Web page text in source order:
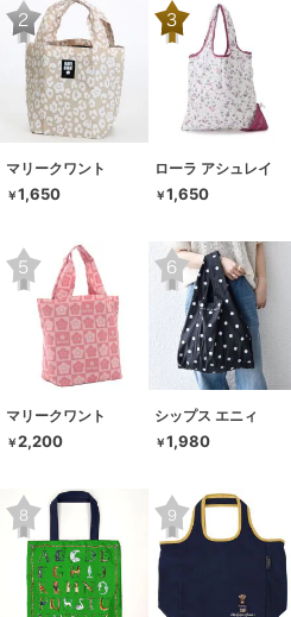
マリークワント
￥1,650
ローラ アシュレイ
￥1,650
マリークワント
￥2,200
シップス エニィ
￥1,980